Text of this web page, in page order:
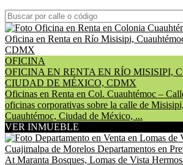
OFICINA
OFICINA EN RENTA EN RÍO MISISIPI,
CIUDAD DE MÉXICO, CDMX
Oficinas en Renta en Col. Cuauhtémoc –
oficinas corporativas sobre la calle de
Cuauhtémoc, Ciudad de México, ...
VER INMUEBLE